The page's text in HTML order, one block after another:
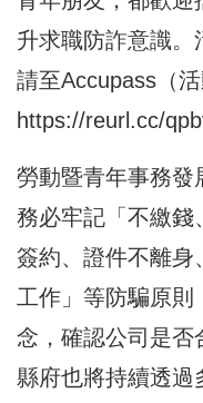
升求職防詐意識。
請至Accupass（
https://reurl.cc/
勞動暨青年事務發
務必牢記「不繳錢
簽約、證件不離身
工作」等防騙原則
念，確認公司是否
縣府也將持續透過